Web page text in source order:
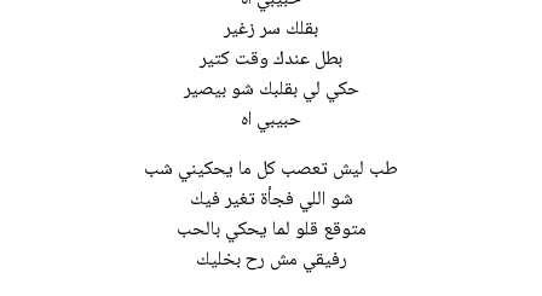
بقلك سر زغير
بطل عندك وقت كتير
حكي لي بقلبك شو بيصير
حبيبي اه
طب ليش تعصب كل ما يحكيني شب
شو اللي فجأة تغير فيك
متوقع قلو لما يحكي بالحب
رفيقي مش رح بخليك